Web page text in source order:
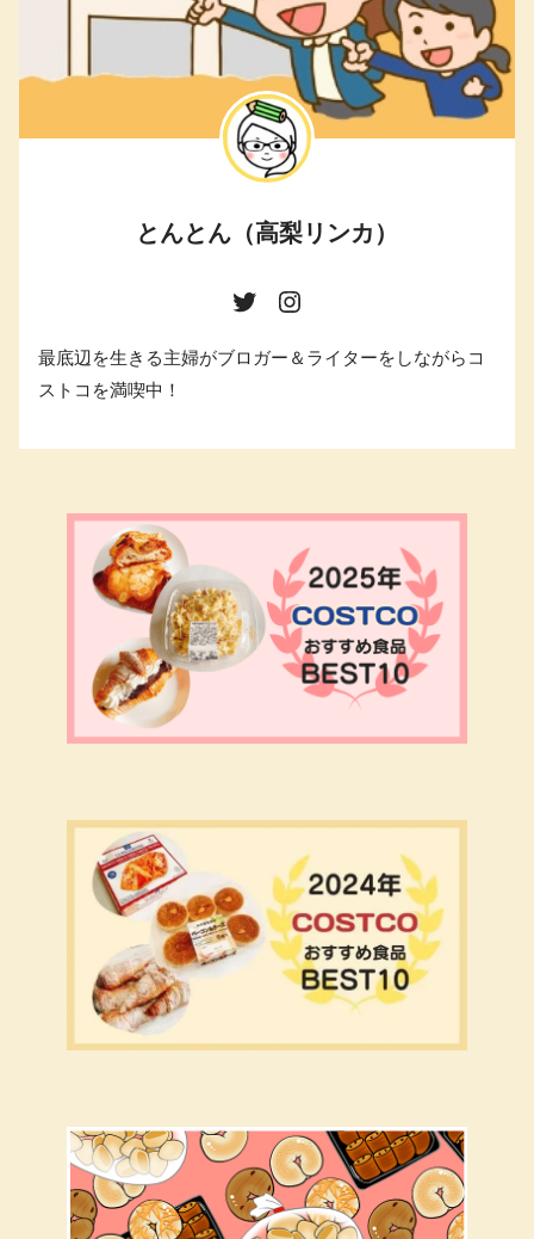
とんとん（高梨リンカ）
最底辺を生きる主婦がブロガー＆ライターをしながらコ
ストコを満喫中！